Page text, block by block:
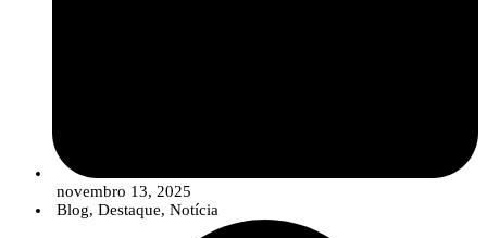
novembro 13, 2025
Blog, Destaque, Notícia